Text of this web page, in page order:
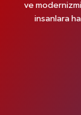
ve
insanlara